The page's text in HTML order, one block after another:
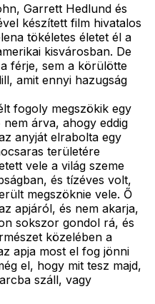
Garrett Hedlund és
készített film hivatalos
tökéletes életet él a
kisvárosban. De
férje, sem a körülötte
amit ennyi hazugság
fogoly megszökik egy
árva, ahogy eddig
anyját elrabolta egy
területére
vele a világ szeme
és tízéves volt,
megszöknie vele. Ő
apjáról, és nem akarja,
sokszor gondol rá, és
közelében a
apja most el fog jönni
el, hogy mit tesz majd,
száll, vagy